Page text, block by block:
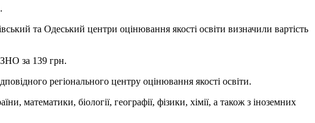
та Одеський центри оцінювання якості освіти визначили вартість
за 139 грн.
регіонального центру оцінювання якості освіти.
математики, біології, географії, фізики, хімії, а також з іноземних